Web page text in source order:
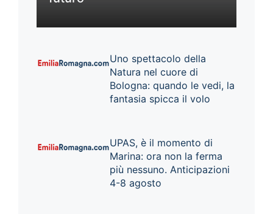
Uno spettacolo della
Natura nel cuore di
Bologna: quando le vedi, la
fantasia spicca il volo
UPAS, è il momento di
Marina: ora non la ferma
più nessuno. Anticipazioni
4-8 agosto